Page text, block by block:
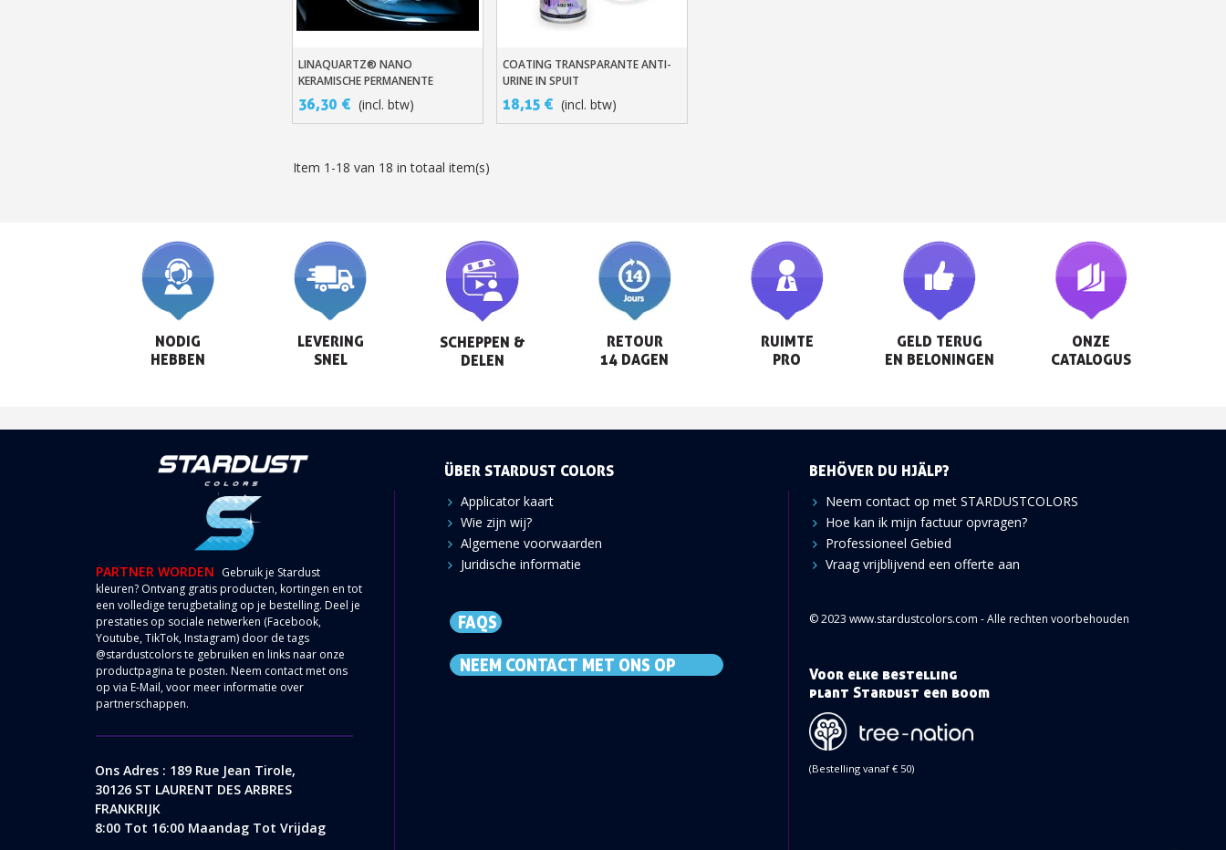
In Winkelwagen
LINAQUARTZ® NANO
KERAMISCHE PERMANENTE
BESCHERMING COATING 9H 62ML
36,30 € (incl. btw)
In Winkelwagen
COATING TRANSPARANTE ANTI-
URINE IN SPUIT
18,15 € (incl. btw)
Item 1-18 van 18 in totaal item(s)
NODIG
HEBBEN
LEVERING
SNEL
SCHEPPEN &
DELEN
RETOUR
14 DAGEN
RUIMTE
PRO
GELD TERUG
EN BELONINGEN
ONZE
CATALOGUS
PARTNER WORDEN Gebruik je Stardust
kleuren? Ontvang gratis producten, kortingen en tot
een volledige terugbetaling op je bestelling. Deel je
prestaties op sociale netwerken (Facebook,
Youtube, TikTok, Instagram) door de tags
@stardustcolors te gebruiken en links naar onze
productpagina te posten. Neem contact met ons
op via E-Mail, voor meer informatie over
partnerschappen.
Ons Adres : 189 Rue Jean Tirole,
30126 ST LAURENT DES ARBRES
FRANKRIJK
8:00 Tot 16:00 Maandag Tot Vrijdag
ÜBER STARDUST COLORS
Applicator kaart
Wie zijn wij?
Algemene voorwaarden
Juridische informatie
FAQS
NEEM CONTACT MET ONS OP
BEHÖVER DU HJÄLP?
Neem contact op met STARDUSTCOLORS
Hoe kan ik mijn factuur opvragen?
Professioneel Gebied
Vraag vrijblijvend een offerte aan
© 2023 www.stardustcolors.com - Alle rechten voorbehouden
Voor elke bestelling
plant Stardust een boom
(Bestelling vanaf € 50)